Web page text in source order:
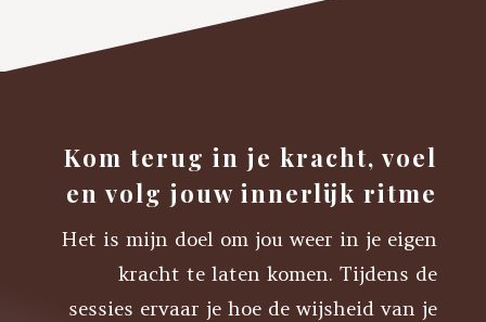
Kom terug in je kracht, voel
en volg jouw innerlijk ritme
Het is mijn doel om jou weer in je eigen
kracht te laten komen. Tijdens de
sessies ervaar je hoe de wijsheid van je